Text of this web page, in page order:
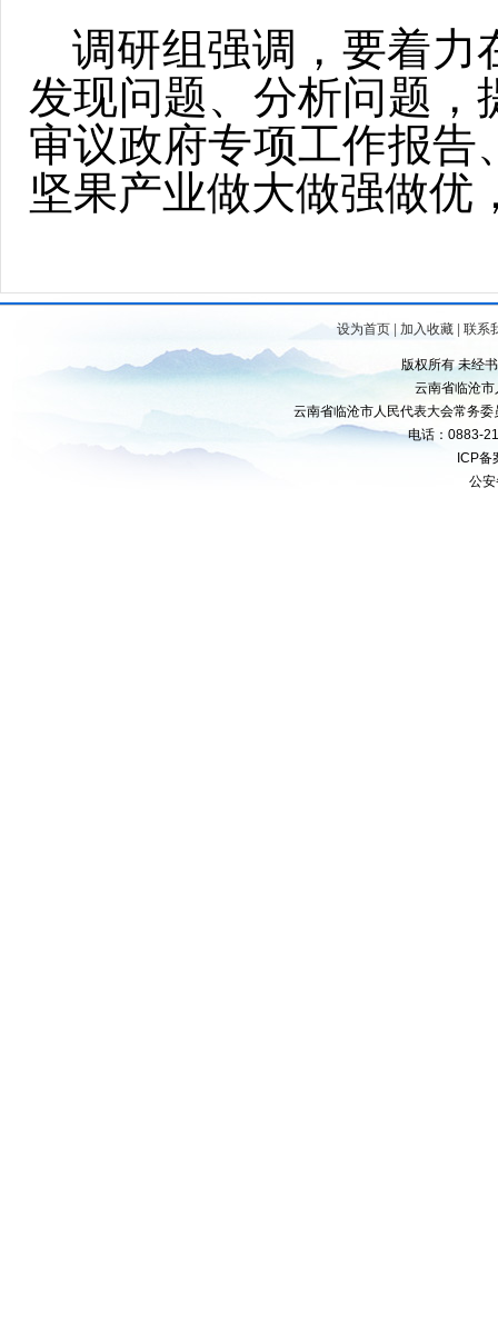
调研组强调，要着力
发现问题、分析问题，
审议政府专项工作报告
坚果产业做大做强做优
设为首页 加入收藏 联系
版权所有 未经
云南省临沧
云南省临沧市人民代表大会常务
电话：0883-
ICP备
公